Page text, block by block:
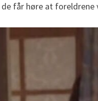
får høre at